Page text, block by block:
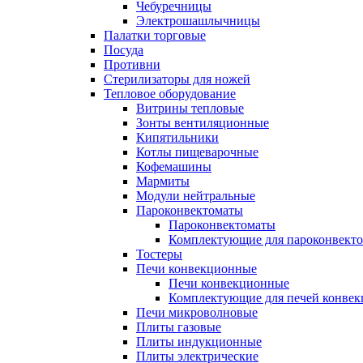
Чебуречницы
Электрошашлычницы
Палатки торговые
Посуда
Противни
Стерилизаторы для ножей
Тепловое оборудование
Витрины тепловые
Зонты вентиляционные
Кипятильники
Котлы пищеварочные
Кофемашины
Мармиты
Модули нейтральные
Пароконвектоматы
Пароконвектоматы
Комплектующие для
Тостеры
Печи конвекционные
Печи конвекционные
Комплектующие для печей
Печи микроволновые
Плиты газовые
Плиты индукционные
Плиты электрические